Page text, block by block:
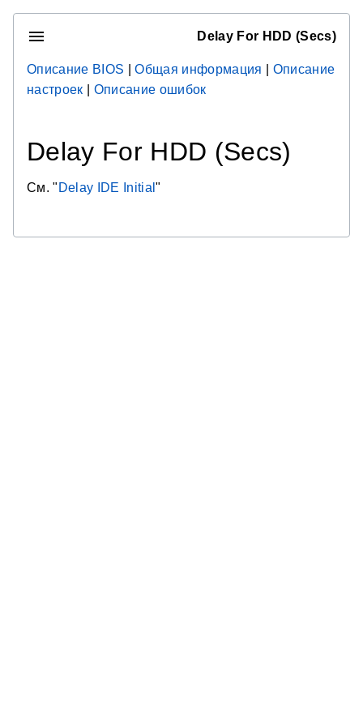
Delay For HDD (Secs)
Описание BIOS |Общая информация
Описание
настроек
Описание ошибок
Delay For HDD (Secs)
См. " Delay IDE Initial"